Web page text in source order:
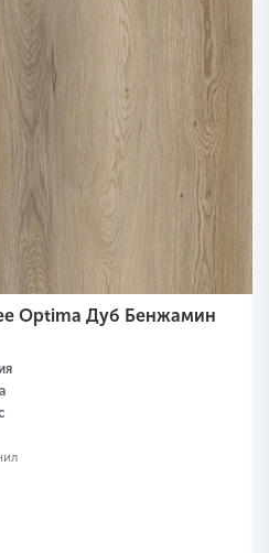
Optima Дуб Бенжамин